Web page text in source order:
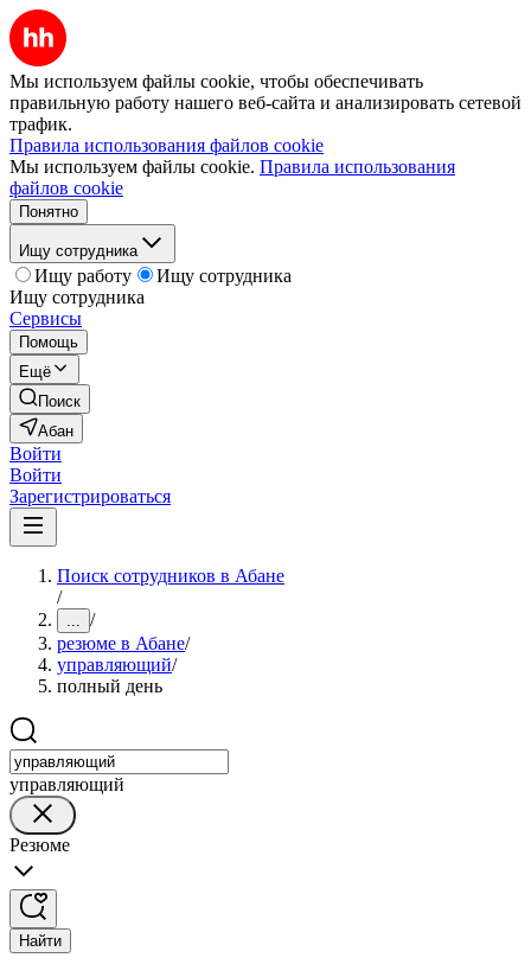
Мы используем файлы cookie, чтобы обеспечивать
правильную работу нашего веб-сайта и анализировать сетевой
трафик.
Правила использования файлов cookie
Мы используем файлы cookie. Правила использования
файлов cookie
Понятно
Ищу сотрудника
Ищу работу
Ищу сотрудника
Ищу сотрудника
Сервисы
Помощь
Ещё
Поиск
Абан
Войти
Войти
Зарегистрироваться
Поиск сотрудников в Абане
/
... /
резюме в Абане/
управляющий/
полный день
управляющий
Резюме
Найти